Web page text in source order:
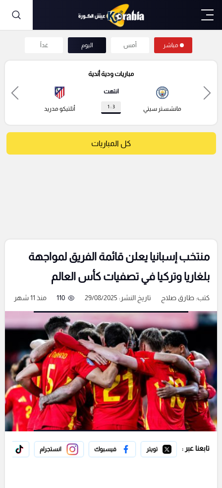
مباشر أمس اليوم غداً
مباريات ودية أندية
مانشستر سيتي
انتهت
3 : 1 أتلتيكو مدريد
كل المباريات
منتخب إسبانيا يعلن قائمة الفريق لمواجهة
بلغاريا وتركيا في تصفيات كأس العالم
كتب:طارق صلاح تاريخ النشر: 29/08/2025 110 منذ 11 شهر
تابعنا عبر : تويتر فيسبوك انستجرام